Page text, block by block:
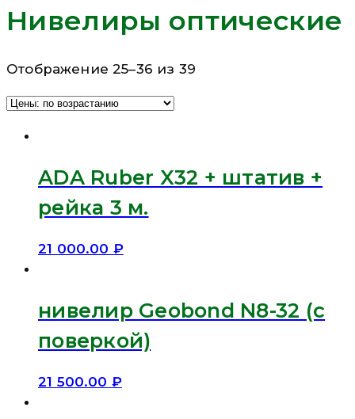
Нивелиры оптические
Отображение 25–36 из 39
ADA Ruber X32 + штатив +
рейка 3 м.
21 000.00 ₽
нивелир Geobond N8-32 (с
поверкой)
21 500.00 ₽